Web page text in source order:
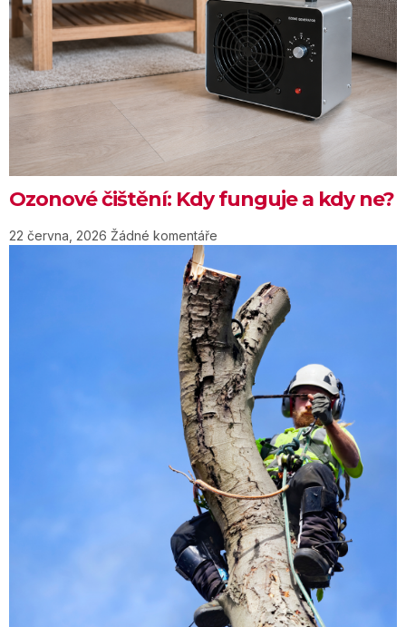
Ozonové čištění: Kdy funguje a kdy ne?
22 června, 2026 Žádné komentáře